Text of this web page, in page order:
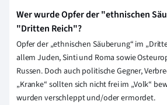
Wer wurde Opfer der "ethnischen
"Dritten Reich"?
Opfer der „ethnischen Säuberung“ im
allem Juden, Sinti und Roma sowie
Russen. Doch auch politische Gegner,
„Kranke“ sollten sich nicht frei im „Volk“
wurden verschleppt und/oder ermordet.